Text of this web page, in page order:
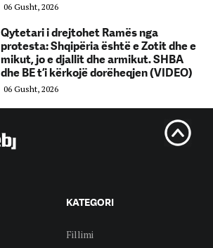
06 Gusht, 2026
Qytetari i drejtohet Ramës nga
protesta: Shqipëria është e Zotit dhe e
mikut, jo e djallit dhe armikut. SHBA
dhe BE t’i kërkojë dorëheqjen (VIDEO)
06 Gusht, 2026
KATEGORI
Fillimi